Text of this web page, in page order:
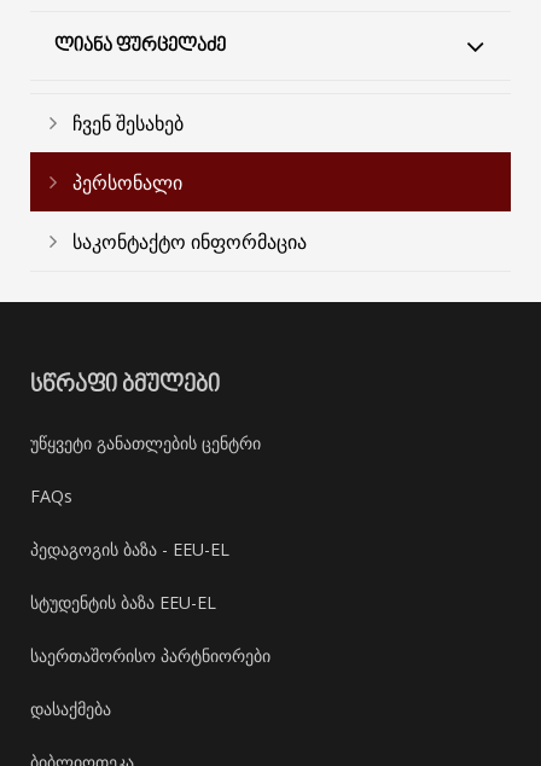
ᲚᲘᲐᲜᲐ ᲤᲣᲠᲪᲔᲚᲐᲫᲔ
ჩვენ შესახებ
პერსონალი
საკონტაქტო ინფორმაცია
ᲡᲬᲠᲐᲤᲘ ᲑᲛᲣᲚᲔᲑᲘ
უწყვეტი განათლების ცენტრი
FAQs
პედაგოგის ბაზა - EEU-EL
სტუდენტის ბაზა EEU-EL
საერთაშორისო პარტნიორები
დასაქმება